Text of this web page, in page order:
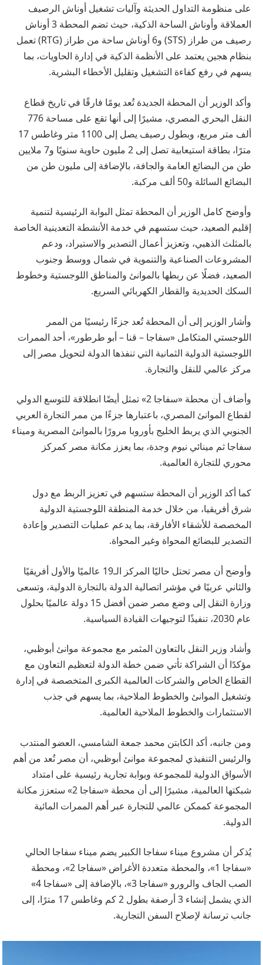
على منظومة التداول الحديثة وآليات تشغيل أوناش الرصيف
العملاقة وأوناش الساحة الذكية، حيث تضم المحطة 3 أوناش
رصيف من طراز (STS) و6 أوناش ساحة من طراز (RTG) تعمل
بنظام هجين يعتمد على الأنظمة الذكية في إدارة الحاويات، بما
يسهم في رفع كفاءة التشغيل وتقليل الأخطاء البشرية.
وأكد الوزير أن المحطة الجديدة تُعد يومًا فارقًا في تاريخ قطاع
النقل البحري المصري، مشيرًا إلى أنها تقع على مساحة 776
ألف متر مربع، وبطول رصيف يصل إلى 1100 متر وغاطس 17
مترًا، بطاقة استيعابية تصل إلى 2 مليون حاوية سنويًا و7 ملايين
طن من البضائع العامة والجافة، بالإضافة إلى مليون طن من
البضائع السائلة و50 ألف مركبة.
وأوضح كامل الوزير أن المحطة تمثل البوابة الرئيسية لتنمية
إقليم الصعيد، حيث ستسهم في خدمة الأنشطة التعدينية الخاصة
بالمثلث الذهبي، وتعزيز أعمال التصدير والاستيراد، ودعم
المشروعات الصناعية والتنموية في شمال ووسط وجنوب
الصعيد، فضلًا عن ربطها بالموانئ والمناطق اللوجستية وخطوط
السكك الحديدية والقطار الكهربائي السريع.
وأشار الوزير إلى أن المحطة تُعد جزءًا رئيسيًا من الممر
اللوجستي المتكامل «سفاجا – قنا – أبو طرطور»، أحد الممرات
اللوجستية الدولية الثمانية التي تنفذها الدولة لتحويل مصر إلى
مركز عالمي للنقل والتجارة.
وأضاف أن محطة «سفاجا 2» تمثل أيضًا انطلاقة للتوسع الدولي
لقطاع الموانئ المصري، باعتبارها جزءًا من ممر التجارة العربي
الجنوبي الذي يربط الخليج بأوروبا مرورًا بالموانئ المصرية وميناء
سفاجا ثم مينائي نيوم وجدة، بما يعزز مكانة مصر كمركز
محوري للتجارة العالمية.
كما أكد الوزير أن المحطة ستسهم في تعزيز الربط مع دول
شرق أفريقيا، من خلال خدمة المنطقة اللوجستية الدولية
المخصصة للأشقاء الأفارقة، بما يدعم عمليات التصدير وإعادة
التصدير للبضائع المحواة وغير المحواة.
وأوضح أن مصر تحتل حاليًا المركز الـ19 عالميًا والأول أفريقيًا
والثاني عربيًا في مؤشر اتصالية الدولة بالتجارة الدولية، وتسعى
وزارة النقل إلى وضع مصر ضمن أفضل 15 دولة عالميًا بحلول
عام 2030، تنفيذًا لتوجيهات القيادة السياسية.
وأشاد وزير النقل بالتعاون المثمر مع مجموعة موانئ أبوظبي،
مؤكدًا أن الشراكة تأتي ضمن خطة الدولة لتعظيم التعاون مع
القطاع الخاص والشركات العالمية الكبرى المتخصصة في إدارة
وتشغيل الموانئ والخطوط الملاحية، بما يسهم في جذب
الاستثمارات والخطوط الملاحية العالمية.
ومن جانبه، أكد الكابتن محمد جمعة الشامسي، العضو المنتدب
والرئيس التنفيذي لمجموعة موانئ أبوظبي، أن مصر تُعد من أهم
الأسواق الدولية للمجموعة وبوابة تجارية رئيسية على امتداد
شبكتها العالمية، مشيرًا إلى أن محطة «سفاجا 2» ستعزز مكانة
المجموعة كممكن عالمي للتجارة عبر أهم الممرات المائية
الدولية.
يُذكر أن مشروع ميناء سفاجا الكبير يضم ميناء سفاجا الحالي
«سفاجا 1»، والمحطة متعددة الأغراض «سفاجا 2»، ومحطة
الصب الجاف والرورو «سفاجا 3»، بالإضافة إلى «سفاجا 4»
الذي يشمل إنشاء 3 أرصفة بطول 2 كم وغاطس 17 مترًا، إلى
جانب ترسانة لإصلاح السفن التجارية.